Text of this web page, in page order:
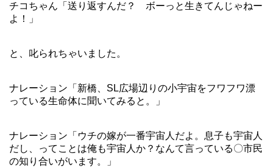
チコちゃん「送り返すんだ？ ボーっと生きてんじゃねー
よ！」
と、叱られちゃいました。
ナレーション「新橋、SL広場辺りの小宇宙をフワフワ漂
っている生命体に聞いてみると。」
ナレーション「ウチの嫁が一番宇宙人だよ。息子も宇宙人
だし、ってことは俺も宇宙人か？なんて言っている〇市民
の知り合いがいます。」